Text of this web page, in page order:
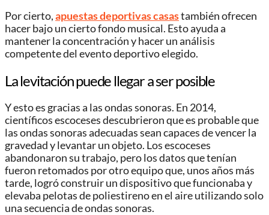
Por cierto,apuestas deportivas casastambién ofrecen
hacer bajo un cierto fondo musical. Esto ayuda a
mantener la concentración y hacer un análisis
competente del evento deportivo elegido.
La levitación puede llegar a ser posible
Y esto es gracias a las ondas sonoras. En 2014,
científicos escoceses descubrieron que es probable que
las ondas sonoras adecuadas sean capaces de vencer la
gravedad y levantar un objeto. Los escoceses
abandonaron su trabajo, pero los datos que tenían
fueron retomados por otro equipo que, unos años más
tarde, logró construir un dispositivo que funcionaba y
elevaba pelotas de poliestireno en el aire utilizando solo
una secuencia de ondas sonoras.